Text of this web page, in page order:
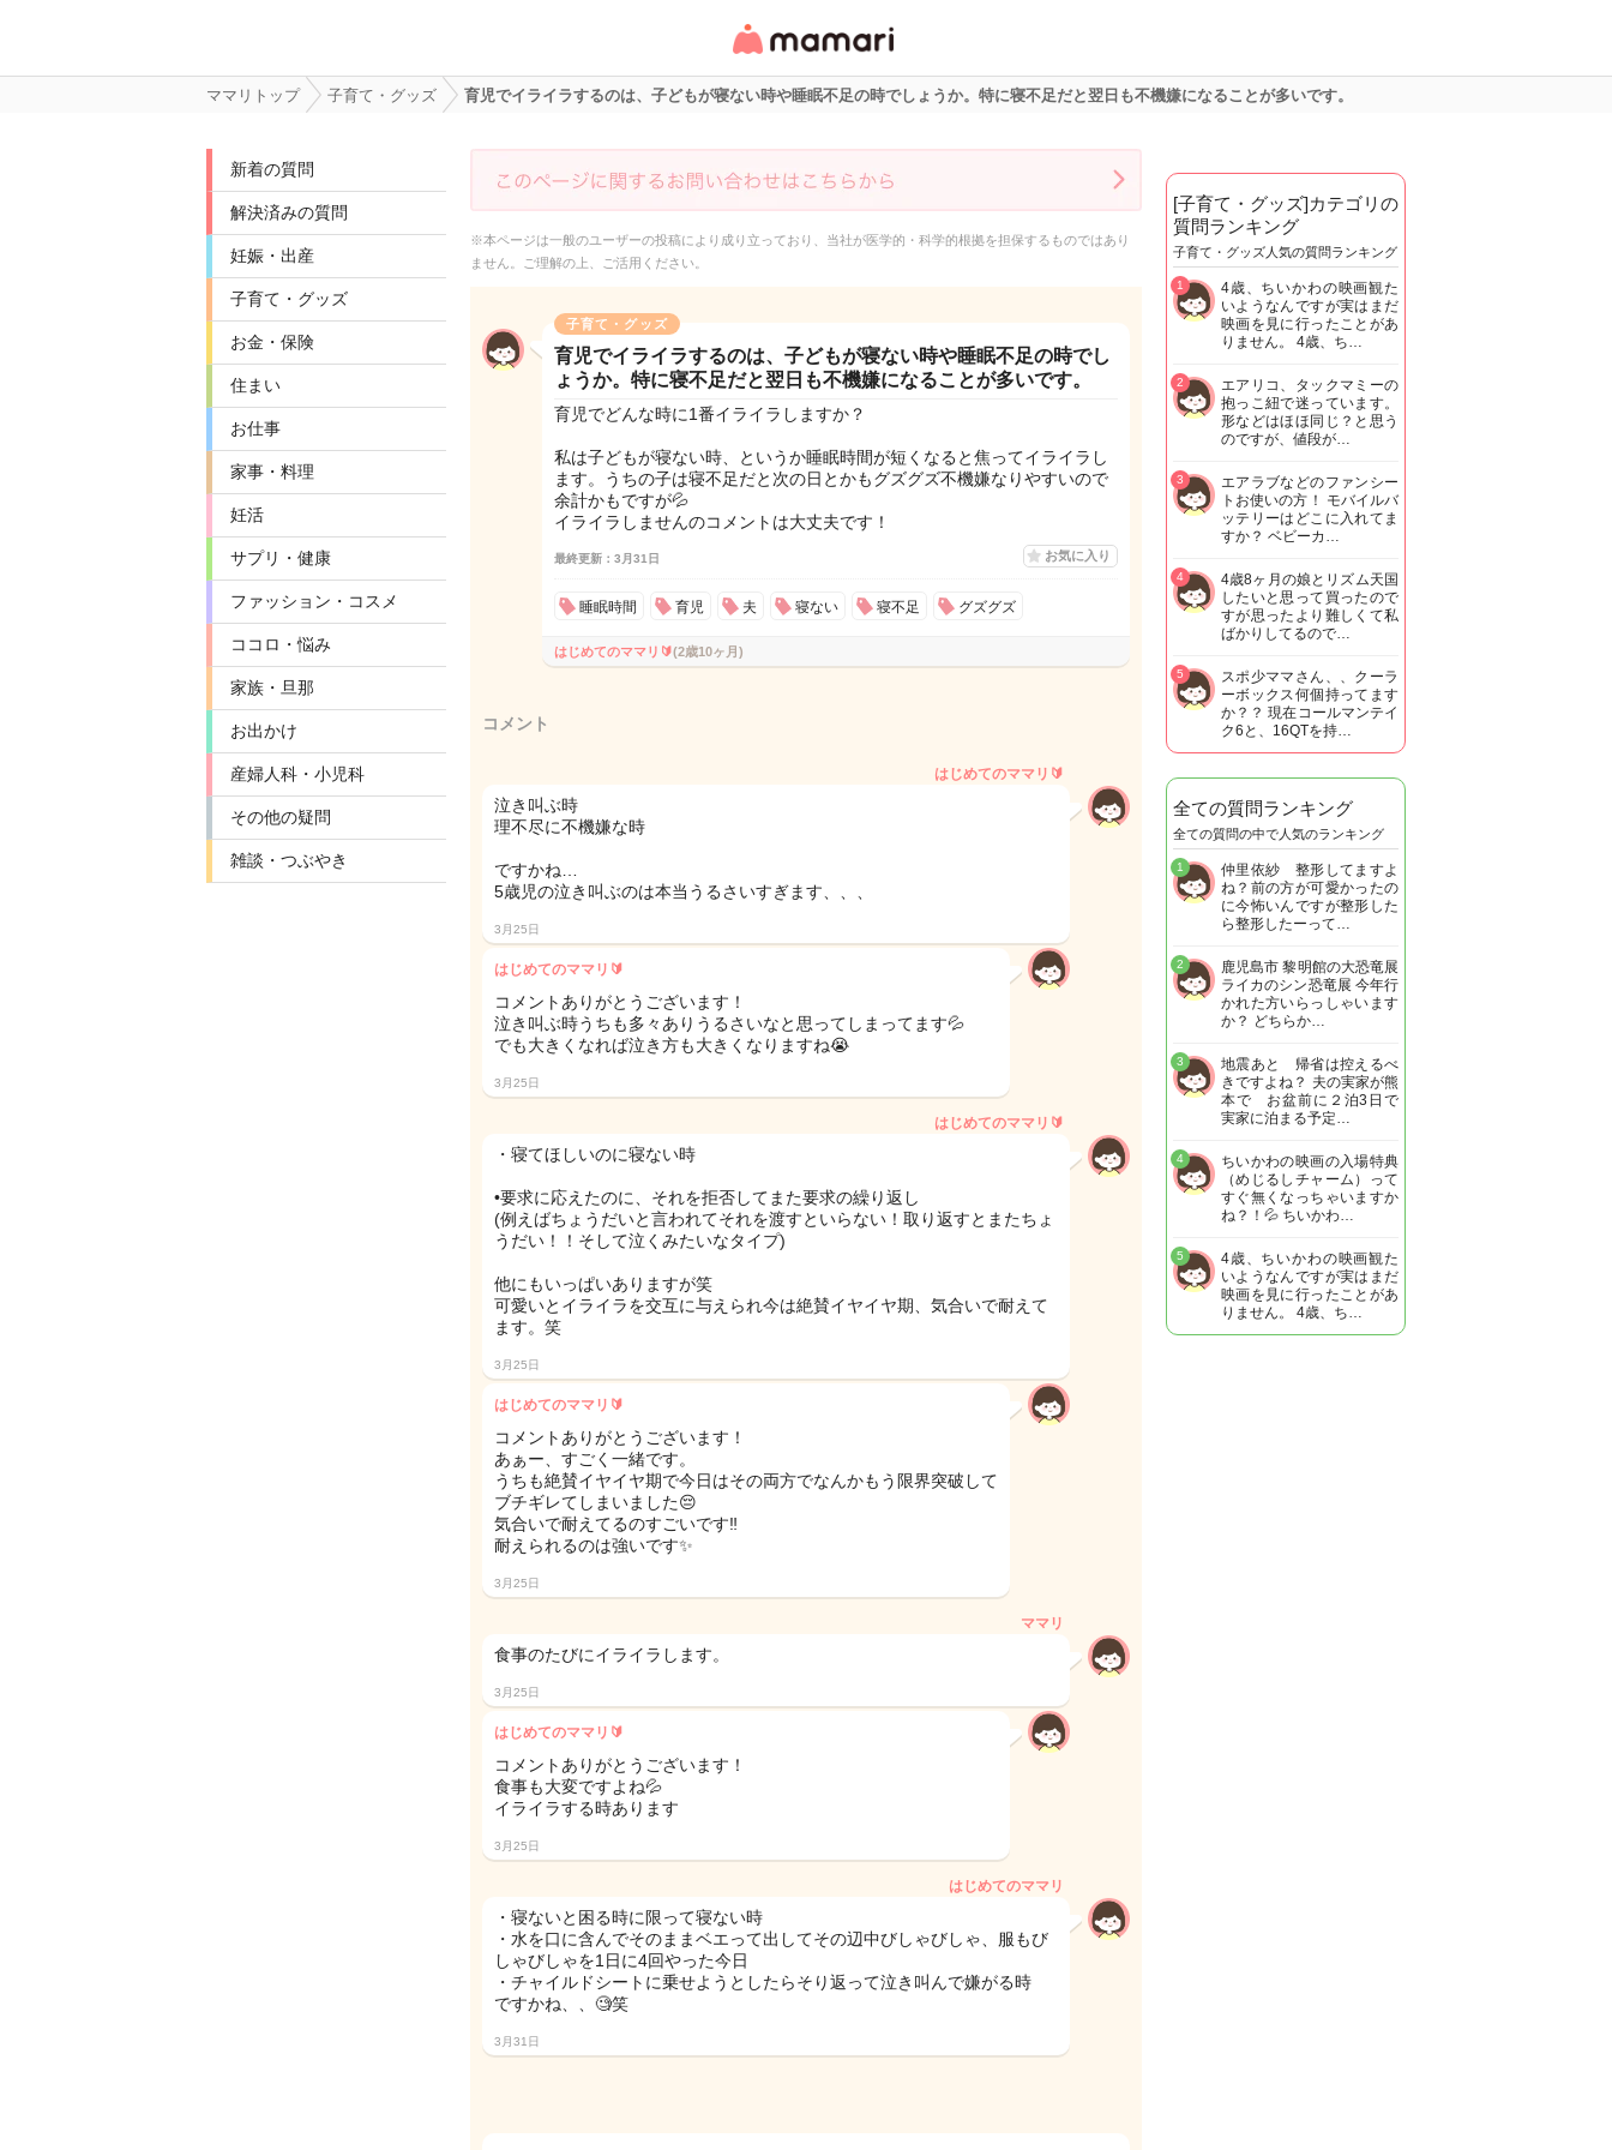
リ・情報サイト
ママリトップ 子育て・グッズ 育児でイライラするのは、子どもが寝ない時や睡眠不足の時でしょうか。特に寝不足だと翌日も不機嫌になることが多いです。
新着の質問
解決済みの質問
妊娠・出産
子育て・グッズ
お金・保険
住まい
お仕事
家事・料理
妊活
サプリ・健康
ファッション・コスメ
ココロ・悩み
家族・旦那
お出かけ
産婦人科・小児科
その他の疑問
雑談・つぶやき
※本ページは一般のユーザーの投稿により成り立っており、当社が医学的・科学的根拠を担保するものではあり
ません。ご理解の上、ご活用ください。
子育て・グッズ
育児でイライラするのは、子どもが寝ない時や睡眠不足の時でし
ょうか。特に寝不足だと翌日も不機嫌になることが多いです。
育児でどんな時に1番イライラしますか？
私は子どもが寝ない時、というか睡眠時間が短くなると焦ってイライラし
ます。うちの子は寝不足だと次の日とかもグズグズ不機嫌なりやすいので
余計かもですが💦
イライラしませんのコメントは大丈夫です！
最終更新：3月31日 お気に入り
睡眠時間 育児 夫 寝ない 寝不足 グズグズ
はじめてのママリ🔰(2歳10ヶ月)
コメント
はじめてのママリ🔰
泣き叫ぶ時
理不尽に不機嫌な時
ですかね…
5歳児の泣き叫ぶのは本当うるさいすぎます、、、
3月25日
はじめてのママリ🔰
コメントありがとうございます！
泣き叫ぶ時うちも多々ありうるさいなと思ってしまってます💦
でも大きくなれば泣き方も大きくなりますね😭
3月25日
はじめてのママリ🔰
・寝てほしいのに寝ない時
•要求に応えたのに、それを拒否してまた要求の繰り返し
(例えばちょうだいと言われてそれを渡すといらない！取り返すとまたちょ
うだい！！そして泣くみたいなタイプ)
他にもいっぱいありますが笑
可愛いとイライラを交互に与えられ今は絶賛イヤイヤ期、気合いで耐えて
ます。笑
3月25日
はじめてのママリ🔰
コメントありがとうございます！
あぁー、すごく一緒です。
うちも絶賛イヤイヤ期で今日はその両方でなんかもう限界突破して
ブチギレてしまいました😔
気合いで耐えてるのすごいです‼︎
耐えられるのは強いです✨
3月25日
ママリ
食事のたびにイライラします。
3月25日
はじめてのママリ🔰
コメントありがとうございます！
食事も大変ですよね💦
イライラする時あります
3月25日
はじめてのママリ
・寝ないと困る時に限って寝ない時
・水を口に含んでそのままベエって出してその辺中びしゃびしゃ、服もび
しゃびしゃを1日に4回やった今日
・チャイルドシートに乗せようとしたらそり返って泣き叫んで嫌がる時
ですかね、、🧐笑
3月31日
[子育て・グッズ]カテゴリの
質問ランキング
子育て・グッズ人気の質問ランキング
4歳、ちいかわの映画観た
いようなんですが実はまだ
映画を見に行ったことがあ
りません。 4歳、ち…
1
エアリコ、タックマミーの
抱っこ紐で迷っています。
形などはほほ同じ？と思う
のですが、値段が…
2
エアラブなどのファンシー
トお使いの方！ モバイルバ
ッテリーはどこに入れてま
すか？ ベビーカ…
3
4歳8ヶ月の娘とリズム天国
したいと思って買ったので
すが思ったより難しくて私
ばかりしてるので…
4
スポ少ママさん、、クーラ
ーボックス何個持ってます
か？？ 現在コールマンテイ
ク6と、16QTを持…
5
全ての質問ランキング
全ての質問の中で人気のランキング
仲里依紗 整形してますよ
ね？前の方が可愛かったの
に今怖いんですが整形した
ら整形したーって…
1
鹿児島市 黎明館の大恐竜展
ライカのシン恐竜展 今年行
かれた方いらっしゃいます
か？ どちらか…
2
地震あと 帰省は控えるべ
きですよね？ 夫の実家が熊
本で お盆前に２泊3日で
実家に泊まる予定…
3
ちいかわの映画の入場特典
（めじるしチャーム）って
すぐ無くなっちゃいますか
ね？！💦 ちいかわ…
4
4歳、ちいかわの映画観た
いようなんですが実はまだ
映画を見に行ったことがあ
りません。 4歳、ち…
5